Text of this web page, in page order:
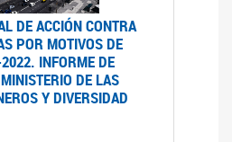
DE ACCIÓN CONTRA
POR MOTIVOS DE
INFORME DE
DE LAS
Y DIVERSIDAD